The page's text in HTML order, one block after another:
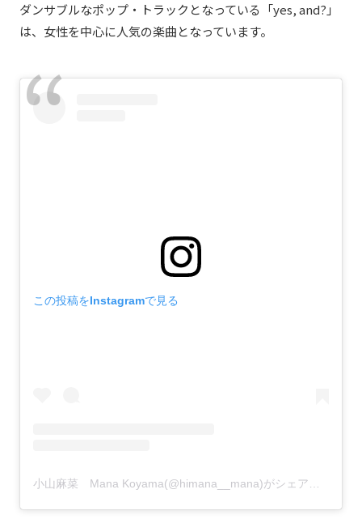
ダンサブルなポップ・トラックとなっている「yes, and?」
は、女性を中心に人気の楽曲となっています。
この投稿をInstagramで見る